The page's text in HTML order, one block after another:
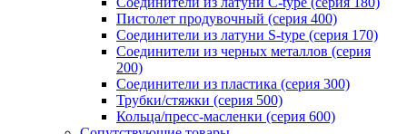
Пистолет продувочный (серия 400)
Соединители из латуни S-type (серия 170)
Соединители из черных металлов (серия
200)
Соединители из пластика (серия 300)
Трубки/стяжки (серия 500)
Кольца/пресс-масленки (серия 600)